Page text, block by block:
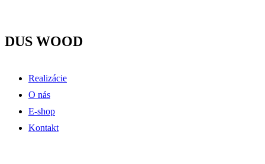
DUS WOOD
Realizácie
O nás
E-shop
Kontakt